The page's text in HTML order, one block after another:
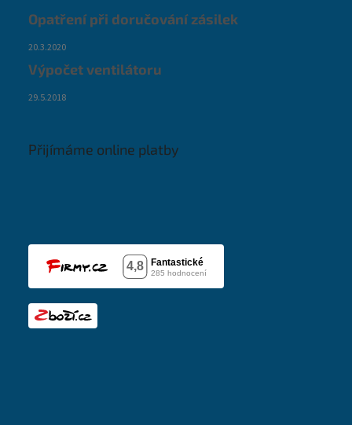
Opatření při doručování zásilek
20.3.2020
Výpočet ventilátoru
29.5.2018
Přijímáme online platby